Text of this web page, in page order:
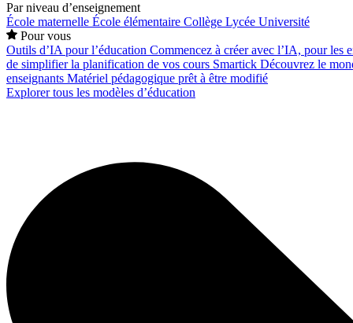
Par niveau d’enseignement
École maternelle École élémentaire Collège Lycée Université
Pour vous
Outils d’IA pour l’éducation Commencez à créer avec l’IA, pour les
de simplifier la planification de vos cours Smartick Découvrez le
enseignants Matériel pédagogique prêt à être modifié
Explorer tous les modèles d’éducation